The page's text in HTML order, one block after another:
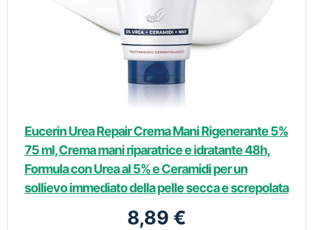
Eucerin Urea Repair Crema Mani Rigenerante 5%
75 ml, Crema mani riparatrice e idratante 48h,
Formula con Urea al 5% e Ceramidi per un
sollievo immediato della pelle secca e screpolata
8,89 €